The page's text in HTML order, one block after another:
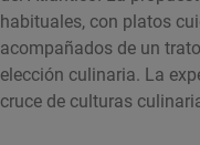
habituales, con platos
acompañados de un
elección culinaria. La
cruce de culturas